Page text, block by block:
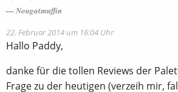
Nougatmuffin
22. Februar 2014 um 16:04 Uhr
Hallo Paddy,
danke für die tollen Reviews der
Frage zu der heutigen (verzeih mir,